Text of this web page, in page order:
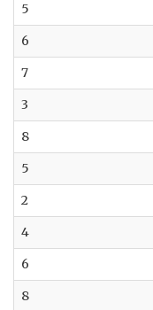
5
6
7
3
8
5
2
4
6
8